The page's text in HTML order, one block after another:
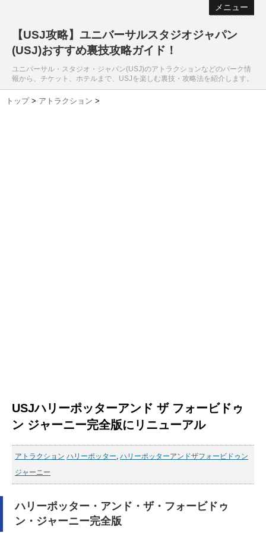
メニュー
【USJ攻略】ユニバーサルスタジオジャパン
(USJ)おすすめ裏技攻略ガイド！
ユニバーサル・スタジオ・ジャパン(USJ)のアトラクションなどのパーク情
報から、チケット、ホテルまで、USJを楽しむ裏技・攻略法を紹介します。
トップ > アトラクション >
USJハリーポッターアンド ザ フォービドゥ
ン ジャーニー完全版にリニューアル
アトラクション ハリーポッター, ハリーポッターアンドザフォービドゥン
ジャーニー
ハリーポッター・アンド・ザ・フォービドゥ
ン・ジャーニー完全版